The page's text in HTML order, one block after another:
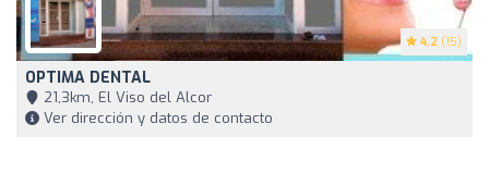
4.2 (15)
OPTIMA DENTAL
21,3km, El Viso del Alcor
Ver dirección y datos de contacto